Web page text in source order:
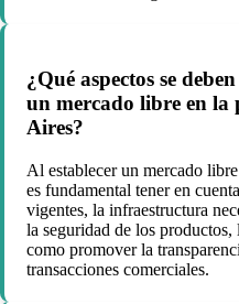
¿Qué aspectos se
un mercado libre en la
Aires?
Al establecer un mercado
es fundamental tener en
vigentes, la infraestructura
la seguridad de los
como promover la
transacciones comerciales.